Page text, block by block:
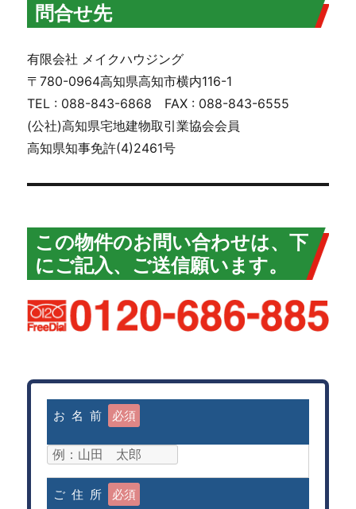
問合せ先
有限会社 メイクハウジング
〒780-0964高知県高知市横内116-1
TEL : 088-843-6868 FAX : 088-843-6555
(公社)高知県宅地建物取引業協会会員
高知県知事免許(4)2461号
この物件のお問い合わせは、下
にご記入、ご送信願います。
お 名 前 必須
ご 住 所 必須